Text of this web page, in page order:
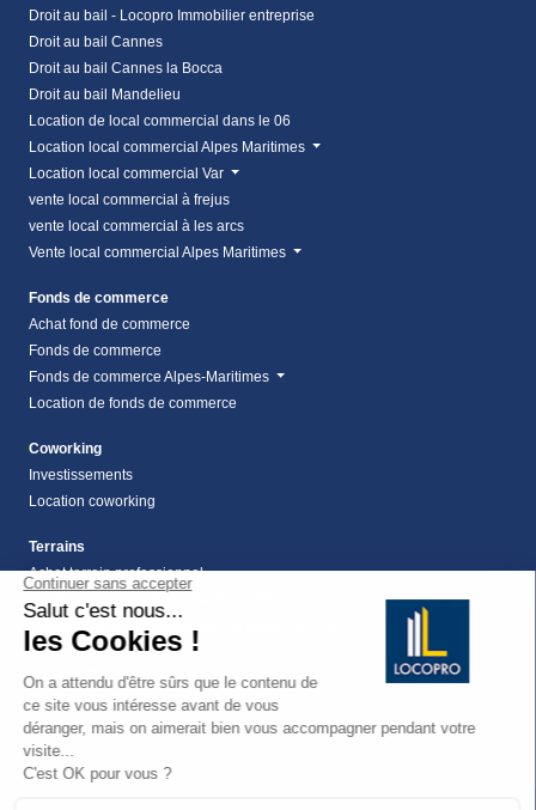
Droit au bail - Locopro Immobilier entreprise
Droit au bail Cannes
Droit au bail Cannes la Bocca
Droit au bail Mandelieu
Location de local commercial dans le 06
Location local commercial Alpes Maritimes
Location local commercial Var
vente local commercial à frejus
vente local commercial à les arcs
Vente local commercial Alpes Maritimes
Fonds de commerce
Achat fond de commerce
Fonds de commerce
Fonds de commerce Alpes-Maritimes
Location de fonds de commerce
Coworking
Investissements
Location coworking
Terrains
Achat terrain professionnel
location de terrain Alpes Maritimes (06)
Maritimes (06)
Terrains
Vente terrain Alpes maritimes (06)
vente terrains à montauroux